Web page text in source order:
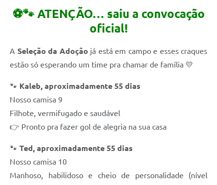
⚽🐾 ATENÇÃO… saiu a convocação
oficial!
A Seleção da Adoção já está em campo e esses craques
estão só esperando um time pra chamar de família 💛
🐾 Kaleb, aproximadamente 55 dias
Nosso camisa 9
Filhote, vermifugado e saudável
👉 Pronto pra fazer gol de alegria na sua casa
🐾 Ted, aproximadamente 55 dias
Nosso camisa 10
Manhoso, habilidoso e cheio de personalidade (nível